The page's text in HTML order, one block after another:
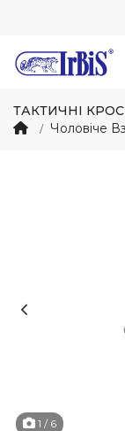
ТАКТИЧНІ
Чоловіче
1 / 6